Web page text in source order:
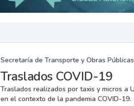
Secretaría de Transporte y Obras
Traslados COVID-19
Traslados realizados por taxis y micros a
en el contexto de la pandemia COVID-19.